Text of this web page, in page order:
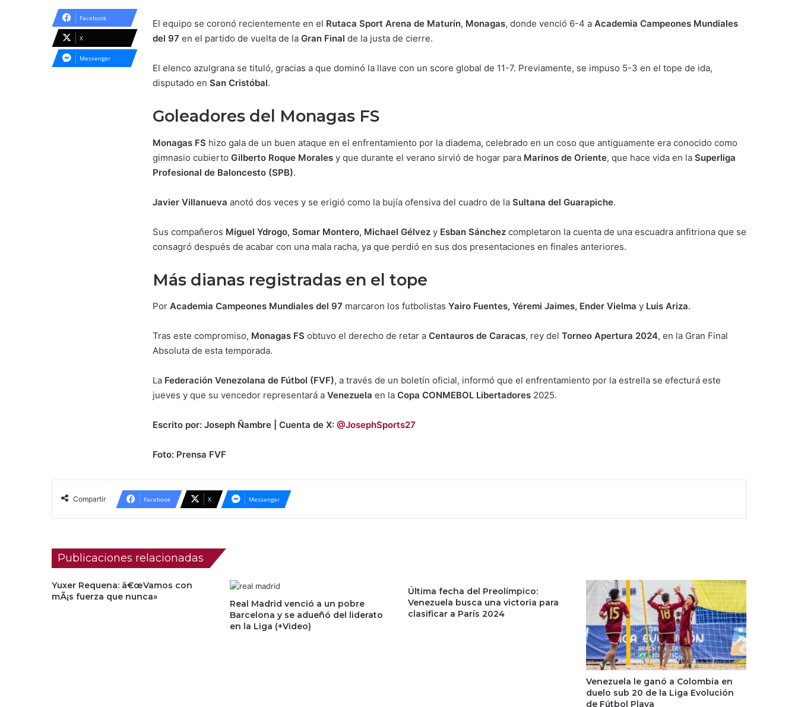
El equipo se coronó recientemente en el Rutaca Sport Arena de Maturín, Monagas, donde venció 6-4 a Academia Campeones Mundiales
del 97 en el partido de vuelta de la Gran Final de la justa de cierre.
El elenco azulgrana se tituló, gracias a que dominó la llave con un score global de 11-7. Previamente, se impuso 5-3 en el tope de ida,
disputado en San Cristóbal.
Goleadores del Monagas FS
Monagas FS hizo gala de un buen ataque en el enfrentamiento por la diadema, celebrado en un coso que antiguamente era conocido como
gimnasio cubierto Gilberto Roque Morales y que durante el verano sirvió de hogar para Marinos de Oriente, que hace vida en la Superliga
Profesional de Baloncesto (SPB).
Javier Villanueva anotó dos veces y se erigió como la bujía ofensiva del cuadro de la Sultana del Guarapiche.
Sus compañeros Miguel Ydrogo, Somar Montero, Michael Gélvez y Esban Sánchez completaron la cuenta de una escuadra anfitriona que se
consagró después de acabar con una mala racha, ya que perdió en sus dos presentaciones en finales anteriores.
Más dianas registradas en el tope
Por Academia Campeones Mundiales del 97 marcaron los futbolistas Yairo Fuentes, Yéremi Jaimes, Ender Vielma y Luis Ariza.
Tras este compromiso, Monagas FS obtuvo el derecho de retar a Centauros de Caracas, rey del Torneo Apertura 2024, en la Gran Final
Absoluta de esta temporada.
La Federación Venezolana de Fútbol (FVF), a través de un boletín oficial, informó que el enfrentamiento por la estrella se efecturá este
jueves y que su vencedor representará a Venezuela en la Copa CONMEBOL Libertadores 2025.
Escrito por: Joseph Ñambre | Cuenta de X: @JosephSports27
Foto: Prensa FVF
Facebook
X
Messenger
Compartir Facebook X Messenger
Publicaciones relacionadas
Yuxer Requena: â€œVamos con
mÃ¡s fuerza que nunca»
Real Madrid venció a un pobre
Barcelona y se adueñó del liderato
en la Liga (+Video)
Última fecha del Preolímpico:
Venezuela busca una victoria para
clasificar a París 2024
Venezuela le ganó a Colombia en
duelo sub 20 de la Liga Evolución
de Fútbol Playa